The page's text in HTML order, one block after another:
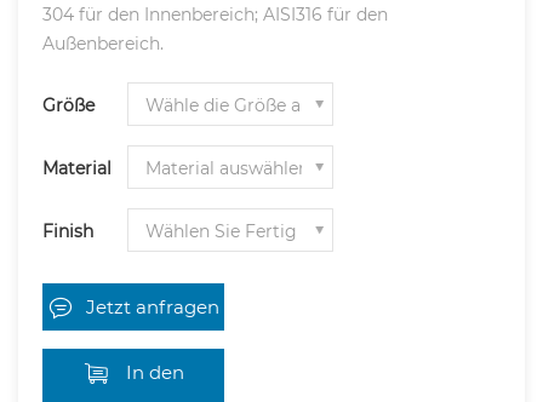
304 für den Innenbereich; AISI316 für den
Außenbereich.
Größe
Material
Finish
Jetzt anfragen
In den